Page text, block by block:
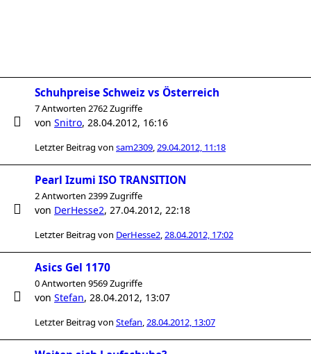
Schuhpreise Schweiz vs Österreich
7 Antworten 2762 Zugriffe
von Snitro, 28.04.2012, 16:16
Letzter Beitrag von sam2309,29.04.2012, 11:18
Pearl Izumi ISO TRANSITION
2 Antworten 2399 Zugriffe
von DerHesse2, 27.04.2012, 22:18
Letzter Beitrag von DerHesse2,28.04.2012, 17:02
Asics Gel 1170
0 Antworten 9569 Zugriffe
von Stefan, 28.04.2012, 13:07
Letzter Beitrag von Stefan,28.04.2012, 13:07